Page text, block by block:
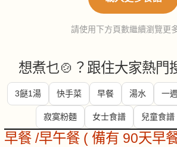
請使用下方頁數繼續瀏覽更
想煮乜🍲？跟住大家熱門
3餸1湯 快手菜 早餐 湯水 一
寂寞粉麵 女士食譜 兒童食譜
早餐 /早午餐 ( 備有 90天早